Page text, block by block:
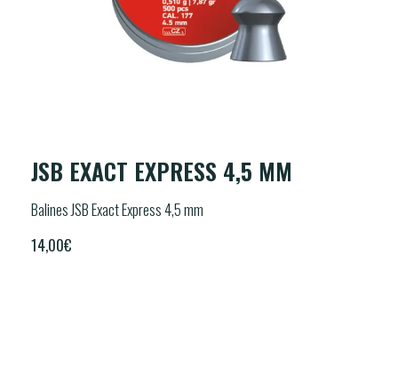
JSB EXACT EXPRESS 4,5 MM
Balines JSB Exact Express 4,5 mm
14,00€